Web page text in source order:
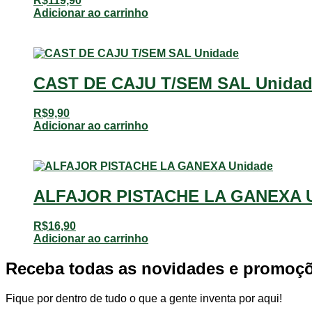
Adicionar ao carrinho
CAST DE CAJU T/SEM SAL
R$9,90
Adicionar ao carrinho
ALFAJOR PISTACHE LA GANEXA
R$16,90
Adicionar ao carrinho
Receba todas as novidades e
Fique por dentro de tudo o que a gente inventa por aqui!